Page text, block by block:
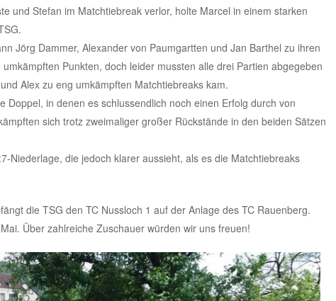
und Stefan im Matchtiebreak verlor, holte Marcel in einem starken
Jörg Dammer, Alexander von Paumgartten und Jan Barthel zu ihren
Punkten, doch leider mussten alle drei Partien abgegeben
Alex zu eng umkämpften Matchtiebreaks kam.
Doppel, in denen es schlussendlich noch einen Erfolg durch von
sich trotz zweimaliger großer Rückstände in den beiden Sätzen
Niederlage, die jedoch klarer aussieht, als es die Matchtiebreaks
die TSG den TC Nussloch 1 auf der Anlage des TC Rauenberg.
Über zahlreiche Zuschauer würden wir uns freuen!